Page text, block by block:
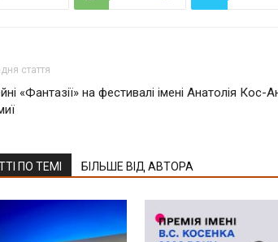
стаття
«Фантазії» на фестивалі імені Анатолія Кос-
ПО ТЕМІ БІЛЬШЕ ВІД АВТОРА